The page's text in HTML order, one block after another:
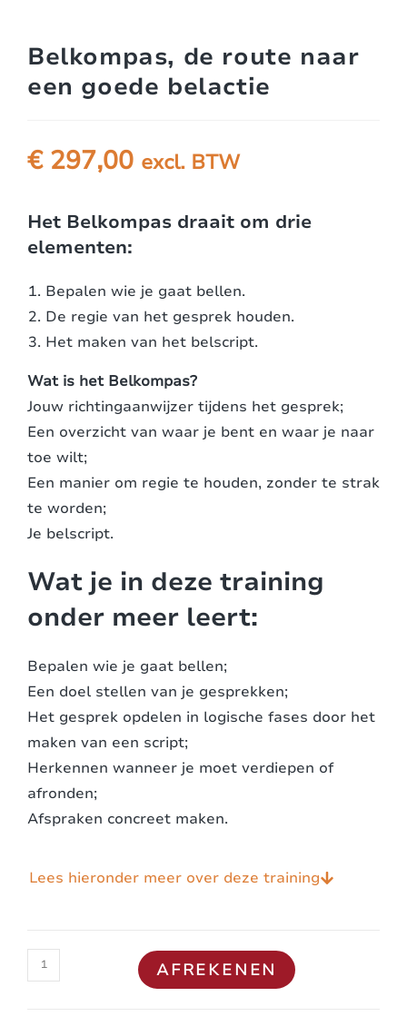
Belkompas, de route naar
een goede belactie
€297,00 excl. BTW
Het Belkompas draait om drie
elementen:
Bepalen wie je gaat bellen.
De regie van het gesprek houden.
Het maken van het belscript.
Wat is het Belkompas?
Jouw richtingaanwijzer tijdens het gesprek;
Een overzicht van waar je bent en waar je naar
toe wilt;
Een manier om regie te houden, zonder te strak
te worden;
Je belscript.
Wat je in deze training
onder meer leert:
Bepalen wie je gaat bellen;
Een doel stellen van je gesprekken;
Het gesprek opdelen in logische fases door het
maken van een script;
Herkennen wanneer je moet verdiepen of
afronden;
Afspraken concreet maken.
Lees hieronder meer over deze training
AFREKENEN